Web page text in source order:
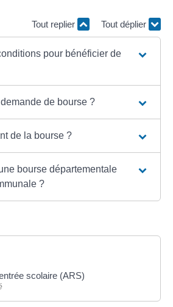
Tout replier Tout déplier
pour bénéficier de
de bourse ?
de la bourse ?
bourse départementale
?
scolaire (ARS)